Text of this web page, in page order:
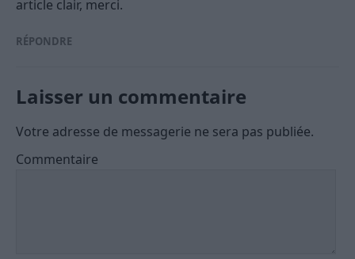
article clair, merci.
RÉPONDRE
Laisser un commentaire
Votre adresse de messagerie ne sera pas publiée.
Commentaire